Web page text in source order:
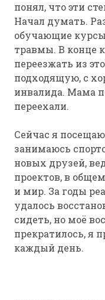
понял, что эти
Начал думать.
обучающие
травмы. В конце
переезжать из
подходящую, с
инвалида. Мама
переехали.
Сейчас я
занимаюсь
новых друзей,
проектов, в
и мир. За годы
удалось
сидеть, но моё
прекратилось, я
каждый день.